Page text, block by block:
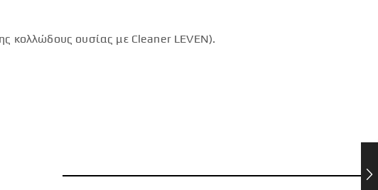
κολλώδους ουσίας με Cleaner LEVEN).